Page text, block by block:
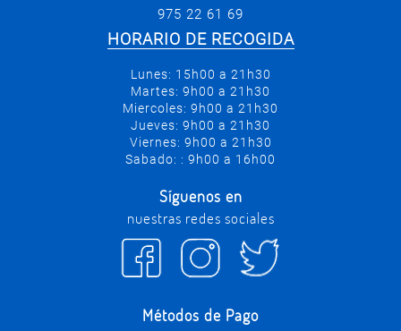
975 22 61 69
HORARIO DE RECOGIDA
Lunes: 15h00 a 21h30
Martes: 9h00 a 21h30
Miercoles: 9h00 a 21h30
Jueves: 9h00 a 21h30
Viernes: 9h00 a 21h30
Sabado: : 9h00 a 16h00
Síguenos en
nuestras redes sociales
Métodos de Pago